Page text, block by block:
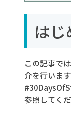
構築する
コードの
はじ
この記事で
介を行います
参照してくだ